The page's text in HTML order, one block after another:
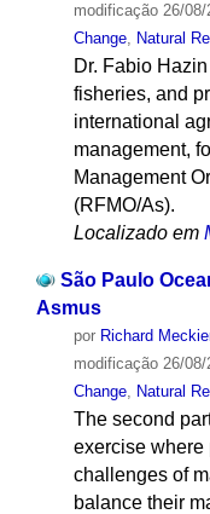
modificação26/08/
Change, Natural
Dr. Fabio
fisheries, and
international
management,
Management
(RFMO/As).
Localizado em
São Paulo
Asmus
por Richard
modificação26/08/
Change, Natural
The second
exercise where
challenges of
balance their